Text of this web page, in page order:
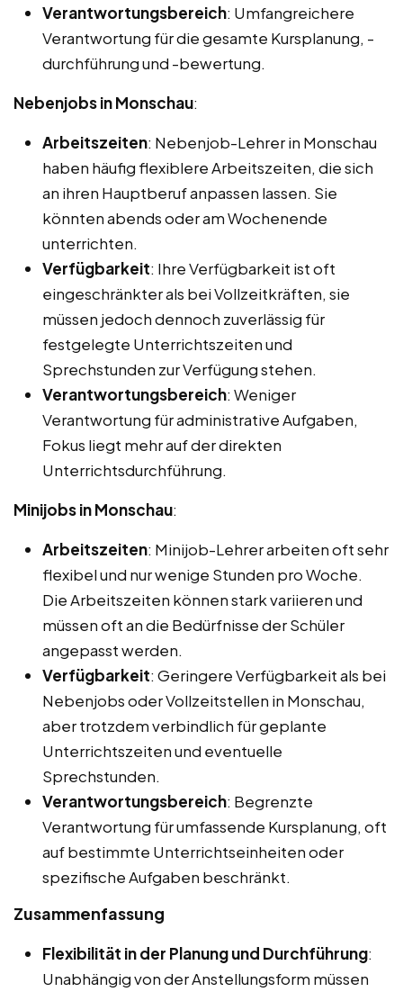
Verantwortungsbereich: Umfangreichere
Verantwortung für die gesamte Kursplanung, -
durchführung und -bewertung.
Nebenjobs in Monschau:
Arbeitszeiten: Nebenjob-Lehrer in Monschau
haben häufig flexiblere Arbeitszeiten, die sich
an ihren Hauptberuf anpassen lassen. Sie
könnten abends oder am Wochenende
unterrichten.
Verfügbarkeit: Ihre Verfügbarkeit ist oft
eingeschränkter als bei Vollzeitkräften, sie
müssen jedoch dennoch zuverlässig für
festgelegte Unterrichtszeiten und
Sprechstunden zur Verfügung stehen.
Verantwortungsbereich: Weniger
Verantwortung für administrative Aufgaben,
Fokus liegt mehr auf der direkten
Unterrichtsdurchführung.
Minijobs in Monschau:
Arbeitszeiten: Minijob-Lehrer arbeiten oft sehr
flexibel und nur wenige Stunden pro Woche.
Die Arbeitszeiten können stark variieren und
müssen oft an die Bedürfnisse der Schüler
angepasst werden.
Verfügbarkeit: Geringere Verfügbarkeit als bei
Nebenjobs oder Vollzeitstellen in Monschau,
aber trotzdem verbindlich für geplante
Unterrichtszeiten und eventuelle
Sprechstunden.
Verantwortungsbereich: Begrenzte
Verantwortung für umfassende Kursplanung, oft
auf bestimmte Unterrichtseinheiten oder
spezifische Aufgaben beschränkt.
Zusammenfassung
Flexibilität in der Planung und Durchführung:
Unabhängig von der Anstellungsform müssen